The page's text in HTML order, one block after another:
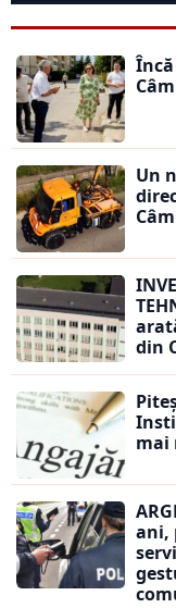
Un
din
mai
ani,